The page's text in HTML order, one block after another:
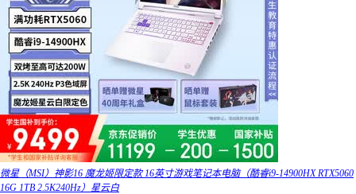
微星（MSI）神影16 魔龙姬限定款 16英寸游戏笔记本电脑（酷睿i9-14900HX RTX5060
16G 1TB 2.5K240Hz）星云白